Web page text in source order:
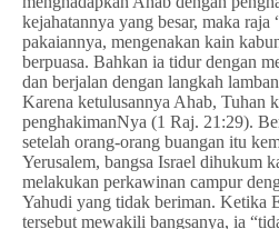
kejahatannya yang besar, maka raja
pakaiannya, mengenakan kain
berpuasa. Bahkan ia tidur dengan
dan berjalan dengan langkah
Karena ketulusannya Ahab, Tuhan
penghakimanNya (1 Raj. 21:29).
setelah orang-orang buangan itu
Yerusalem, bangsa Israel dihukum
melakukan perkawinan campur
Yahudi yang tidak beriman. Ketika
tersebut mewakili bangsanya, ia